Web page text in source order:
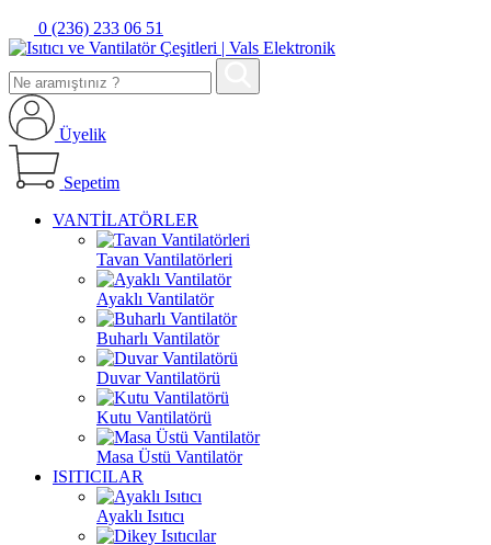
0 (236) 233 06 51
Üyelik
Sepetim
VANTİLATÖRLER
Tavan Vantilatörleri
Ayaklı Vantilatör
Buharlı Vantilatör
Duvar Vantilatörü
Kutu Vantilatörü
Masa Üstü Vantilatör
ISITICILAR
Ayaklı Isıtıcı